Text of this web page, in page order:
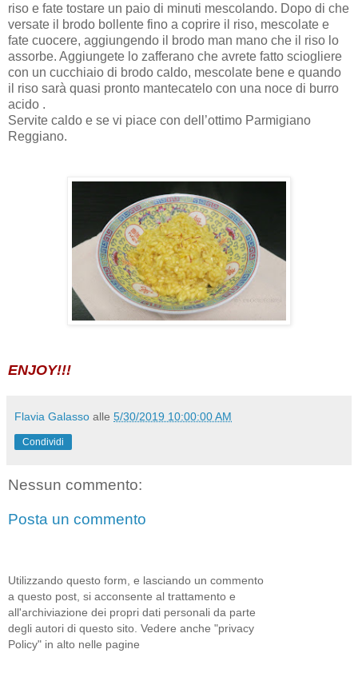
riso e fate tostare un paio di minuti mescolando. Dopo di che
versate il brodo bollente fino a coprire il riso, mescolate e
fate cuocere, aggiungendo il brodo man mano che il riso lo
assorbe. Aggiungete lo zafferano che avrete fatto sciogliere
con un cucchiaio di brodo caldo, mescolate bene e quando
il riso sarà quasi pronto mantecatelo con una noce di burro
acido .
Servite caldo e se vi piace con dell’ottimo Parmigiano
Reggiano.
ENJOY!!!
Flavia Galasso alle 5/30/2019 10:00:00 AM
Condividi
Nessun commento:
Posta un commento
Utilizzando questo form, e lasciando un commento
a questo post, si acconsente al trattamento e
all'archiviazione dei propri dati personali da parte
degli autori di questo sito. Vedere anche "privacy
Policy" in alto nelle pagine